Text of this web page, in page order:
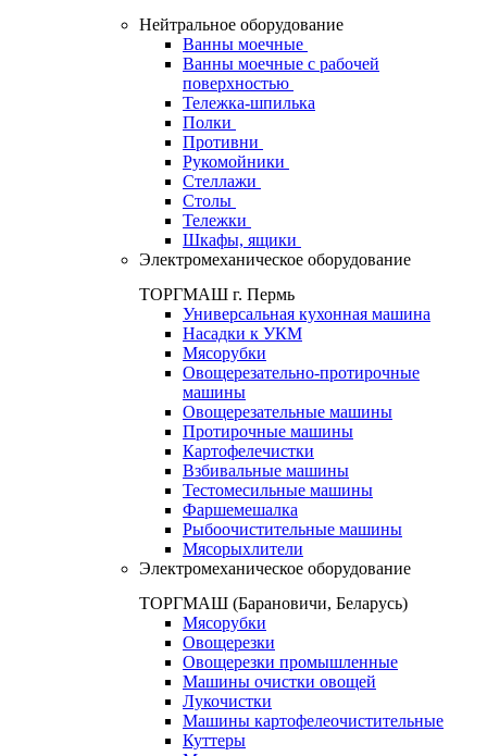
Нейтральное оборудование
Ванны моечные
Ванны моечные с рабочей
поверхностью
Тележка-шпилька
Полки
Противни
Рукомойники
Стеллажи
Столы
Тележки
Шкафы, ящики
Электромеханическое оборудование
ТОРГМАШ г. Пермь
Универсальная кухонная машина
Насадки к УКМ
Мясорубки
Овощерезательно-протирочные
машины
Овощерезательные машины
Протирочные машины
Картофелечистки
Взбивальные машины
Тестомесильные машины
Фаршемешалка
Рыбоочистительные машины
Мясорыхлители
Электромеханическое оборудование
ТОРГМАШ (Барановичи, Беларусь)
Мясорубки
Овощерезки
Овощерезки промышленные
Машины очистки овощей
Лукочистки
Машины картофелеочистительные
Куттеры